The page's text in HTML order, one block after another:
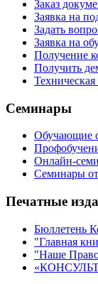
Заказ
Заявка на
Задать
Заявка на
Получение
Получить
Семинары
Обучающие
Онлайн-
Семинары
Печатные
Бюллетень
"Главная
"Наше